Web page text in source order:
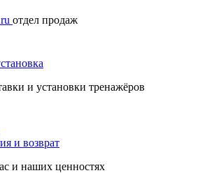
отдел продаж
и установки тренажёров
и возврат
и наших ценностях